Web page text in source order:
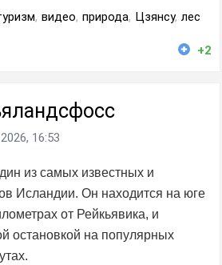
, видео, природа, Цзянсу, лес
+2
16:53
из самых известных и
Исландии. Он находится на юге
от Рейкьявика, и
остановкой на популярных